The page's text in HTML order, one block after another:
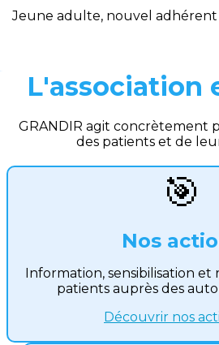
Jeune adulte, nouvel adhérent
L'association
GRANDIR agit concrètement
des patients et de
🎯
Nos
Information, sensibilisation
patients auprès des
Découvrir nos